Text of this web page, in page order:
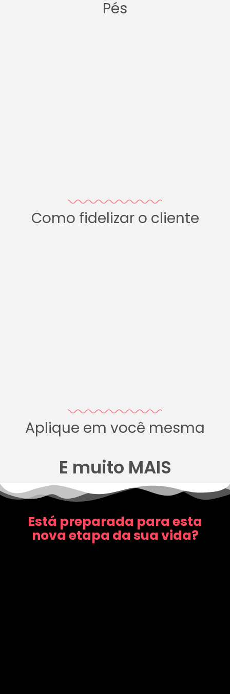
Pés
Como fidelizar o cliente
Aplique em você mesma
E muito MAIS
Está preparada para esta
nova etapa da sua vida?